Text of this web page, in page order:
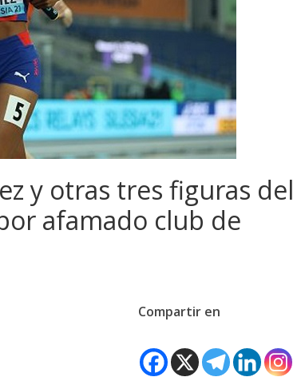
y otras tres figuras del
afamado club de
Compartir en